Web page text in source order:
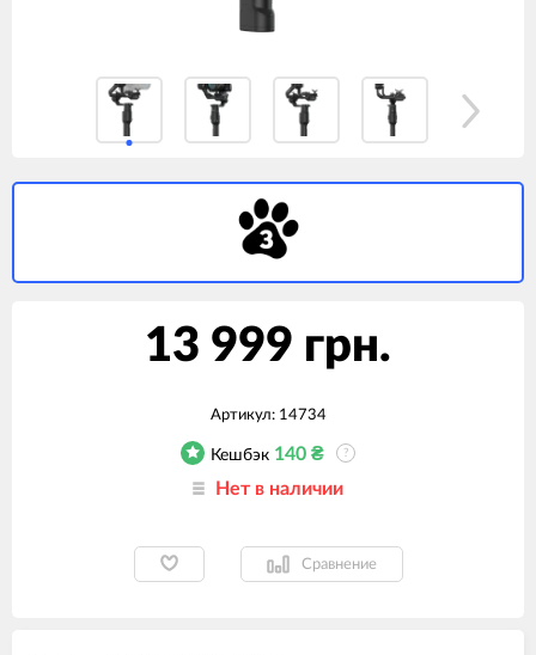
13 999 грн.
Артикул: 14734
Кешбэк 140 ₴ ?
Нет в наличии
Сравнение